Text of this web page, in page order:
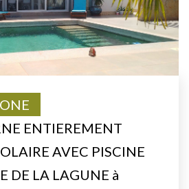
ENTIEREMENT
AVEC PISCINE
DE LA LAGUNE à